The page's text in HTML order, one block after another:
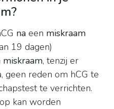
na een miskraam
19 dagen)
miskraam, tenzij er
geen reden om hCG te
te verrichten.
kan worden